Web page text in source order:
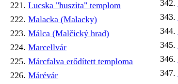
Lucska "huszita" templom
Malacka (Malacky)
Málca (Malčický hrad)
Marcellvár
Márcfalva erődített temploma
Márévár